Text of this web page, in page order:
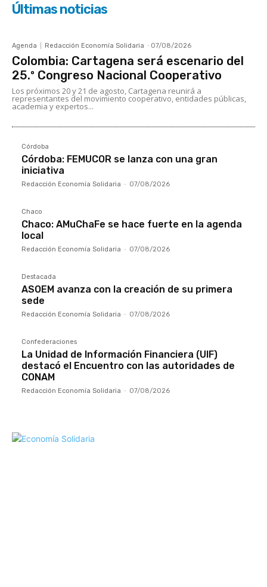
Últimas noticias
Agenda Redacción Economía Solidaria - 07/08/2026
Colombia: Cartagena será escenario del
25.º Congreso Nacional Cooperativo
Los próximos 20 y 21 de agosto, Cartagena reunirá a
representantes del movimiento cooperativo, entidades públicas,
academia y expertos...
Córdoba
Córdoba: FEMUCOR se lanza con una gran
iniciativa
Redacción Economía Solidaria - 07/08/2026
Chaco
Chaco: AMuChaFe se hace fuerte en la agenda
local
Redacción Economía Solidaria - 07/08/2026
Destacada
ASOEM avanza con la creación de su primera
sede
Redacción Economía Solidaria - 07/08/2026
Confederaciones
La Unidad de Información Financiera (UIF)
destacó el Encuentro con las autoridades de
CONAM
Redacción Economía Solidaria - 07/08/2026